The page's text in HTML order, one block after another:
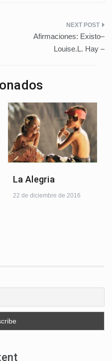
Afirmaciones: Existo–
Louise.L. Hay –
La Alegria
22 de diciembre de 2016